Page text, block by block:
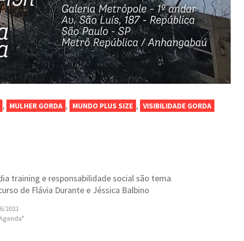
, MULHER GORDA , MUNDO PLUS SIZE , VISIBILIDADE GORDA
training e responsabilidade social são tema
de Flávia Durante e Jéssica Balbino
2021